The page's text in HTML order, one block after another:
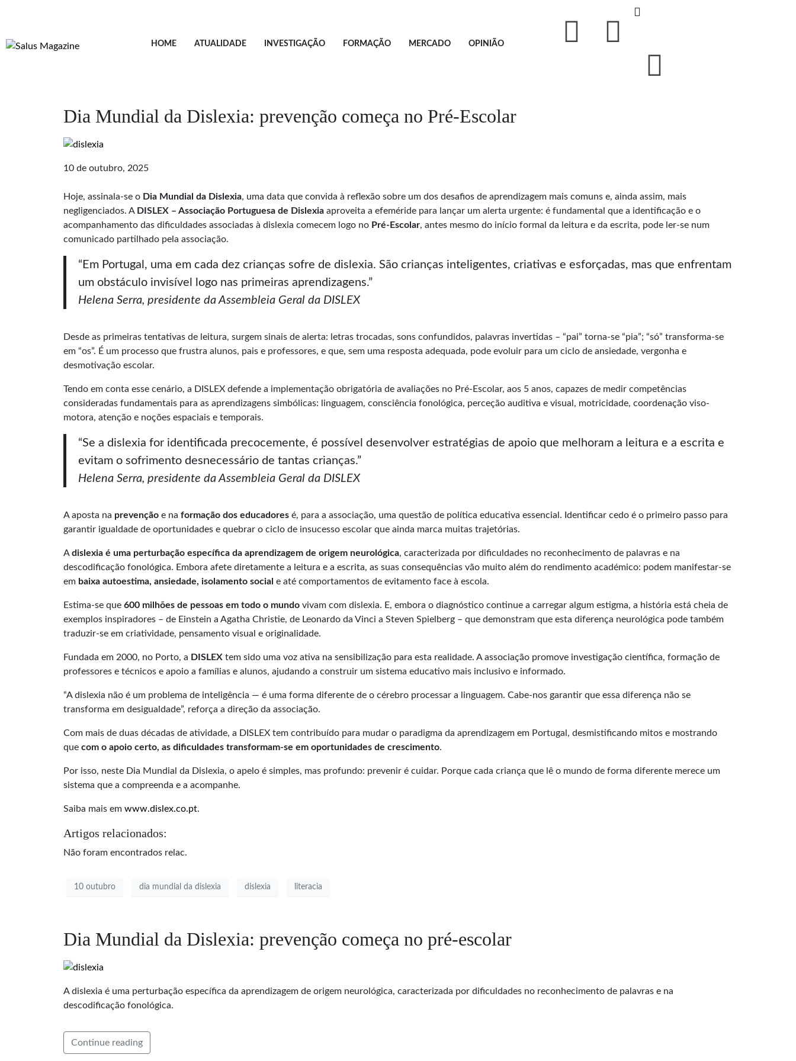
HOME ATUALIDADE INVESTIGAÇÃO FORMAÇÃO MERCADO OPINIÃO
Dia Mundial da Dislexia: prevenção começa no Pré-Escolar
10 de outubro, 2025
Hoje, assinala-se o Dia Mundial da Dislexia, uma data que convida à reflexão sobre um dos desafios de aprendizagem mais comuns e, ainda assim, mais
negligenciados. A DISLEX – Associação Portuguesa de Dislexia aproveita a efeméride para lançar um alerta urgente: é fundamental que a identificação e o
acompanhamento das dificuldades associadas à dislexia comecem logo no Pré-Escolar, antes mesmo do início formal da leitura e da escrita, pode ler-se num
comunicado partilhado pela associação.
“Em Portugal, uma em cada dez crianças sofre de dislexia. São crianças inteligentes, criativas e esforçadas, mas que enfrentam
um obstáculo invisível logo nas primeiras aprendizagens.”
Helena Serra, presidente da Assembleia Geral da DISLEX
Desde as primeiras tentativas de leitura, surgem sinais de alerta: letras trocadas, sons confundidos, palavras invertidas – “pai” torna-se “pia”; “só” transforma-se
em “os”. É um processo que frustra alunos, pais e professores, e que, sem uma resposta adequada, pode evoluir para um ciclo de ansiedade, vergonha e
desmotivação escolar.
Tendo em conta esse cenário, a DISLEX defende a implementação obrigatória de avaliações no Pré-Escolar, aos 5 anos, capazes de medir competências
consideradas fundamentais para as aprendizagens simbólicas: linguagem, consciência fonológica, perceção auditiva e visual, motricidade, coordenação viso-
motora, atenção e noções espaciais e temporais.
“Se a dislexia for identificada precocemente, é possível desenvolver estratégias de apoio que melhoram a leitura e a escrita e
evitam o sofrimento desnecessário de tantas crianças.”
Helena Serra, presidente da Assembleia Geral da DISLEX
A aposta na prevenção e na formação dos educadores é, para a associação, uma questão de política educativa essencial. Identificar cedo é o primeiro passo para
garantir igualdade de oportunidades e quebrar o ciclo de insucesso escolar que ainda marca muitas trajetórias.
Adislexia é uma perturbação específica da aprendizagem de origem neurológica, caracterizada por dificuldades no reconhecimento de palavras e na
descodificação fonológica. Embora afete diretamente a leitura e a escrita, as suas consequências vão muito além do rendimento académico: podem manifestar-se
em baixa autoestima, ansiedade, isolamento social e até comportamentos de evitamento face à escola.
Estima-se que 600 milhões de pessoas em todo o mundo vivam com dislexia. E, embora o diagnóstico continue a carregar algum estigma, a história está cheia de
exemplos inspiradores – de Einstein a Agatha Christie, de Leonardo da Vinci a Steven Spielberg – que demonstram que esta diferença neurológica pode também
traduzir-se em criatividade, pensamento visual e originalidade.
Fundada em 2000, no Porto, a DISLEX tem sido uma voz ativa na sensibilização para esta realidade. A associação promove investigação científica, formação de
professores e técnicos e apoio a famílias e alunos, ajudando a construir um sistema educativo mais inclusivo e informado.
“A dislexia não é um problema de inteligência — é uma forma diferente de o cérebro processar a linguagem. Cabe-nos garantir que essa diferença não se
transforma em desigualdade”, reforça a direção da associação.
Com mais de duas décadas de atividade, a DISLEX tem contribuído para mudar o paradigma da aprendizagem em Portugal, desmistificando mitos e mostrando
que com o apoio certo, as dificuldades transformam-se em oportunidades de crescimento.
Por isso, neste Dia Mundial da Dislexia, o apelo é simples, mas profundo: prevenir é cuidar. Porque cada criança que lê o mundo de forma diferente merece um
sistema que a compreenda e a acompanhe.
Saiba mais em www.dislex.co.pt.
Artigos relacionados:
Não foram encontrados relac.
10 outubro dia mundial da dislexia dislexia literacia
Dia Mundial da Dislexia: prevenção começa no pré-escolar
A dislexia é uma perturbação específica da aprendizagem de origem neurológica, caracterizada por dificuldades no reconhecimento de palavras e na
descodificação fonológica.
Continue reading